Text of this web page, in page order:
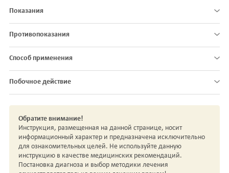
Показания
Противопоказания
Способ применения
Побочное действие
Обратите внимание!
Инструкция, размещенная на данной странице, носит
информационный характер и предназначена исключительно
для ознакомительных целей. Не используйте данную
инструкцию в качестве медицинских рекомендаций.
Постановка диагноза и выбор методики лечения